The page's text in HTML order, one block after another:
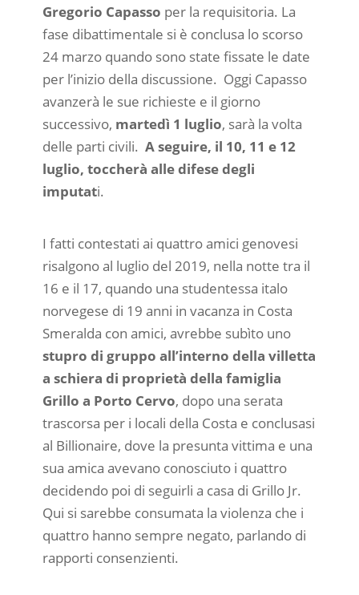
Gregorio Capasso per la requisitoria. La
fase dibattimentale si è conclusa lo scorso
24 marzo quando sono state fissate le date
per l’inizio della discussione. Oggi Capasso
avanzerà le sue richieste e il giorno
successivo, martedì 1 luglio, sarà la volta
delle parti civili. A seguire, il 10, 11 e 12
luglio, toccherà alle difese degli
imputati.
I fatti contestati ai quattro amici genovesi
risalgono al luglio del 2019, nella notte tra il
16 e il 17, quando una studentessa italo
norvegese di 19 anni in vacanza in Costa
Smeralda con amici, avrebbe subìto uno
stupro di gruppo all’interno della villetta
a schiera di proprietà della famiglia
Grillo a Porto Cervo, dopo una serata
trascorsa per i locali della Costa e conclusasi
al Billionaire, dove la presunta vittima e una
sua amica avevano conosciuto i quattro
decidendo poi di seguirli a casa di Grillo Jr.
Qui si sarebbe consumata la violenza che i
quattro hanno sempre negato, parlando di
rapporti consenzienti.